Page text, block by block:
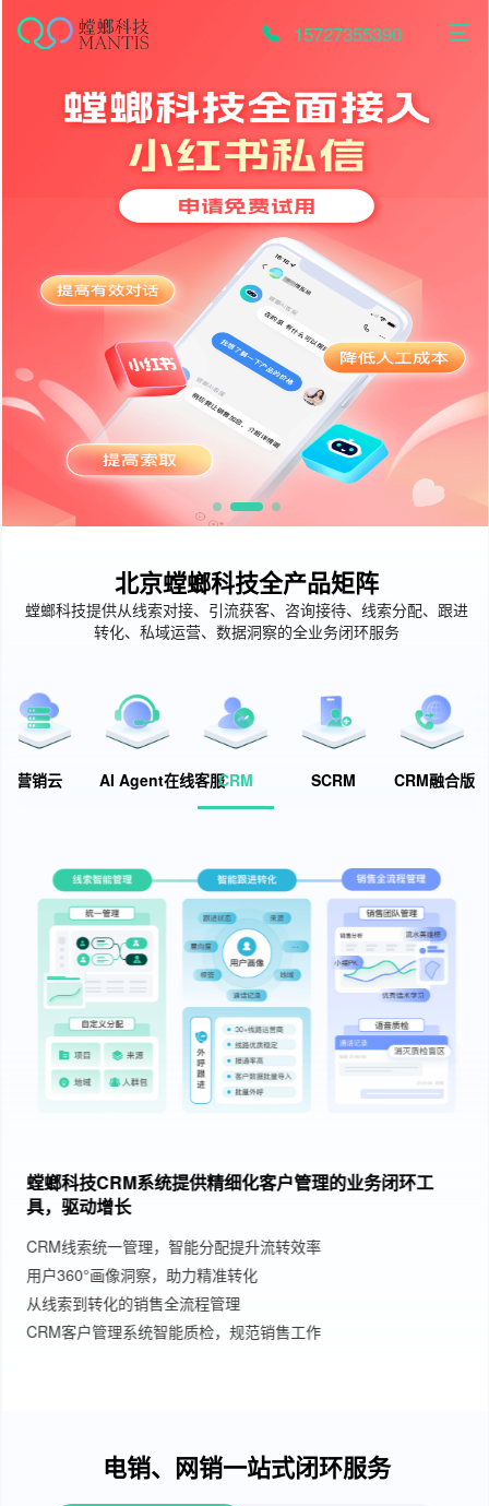
15727355390
北京螳螂科技全产品矩阵
螳螂科技提供从线索对接、引流获客、咨询接待、线索分配、跟进
转化、私域运营、数据洞察的全业务闭环服务
营销云 AI Agent在线客服CRM SCRM CRM融合版
螳螂科技CRM系统提供精细化客户管理的业务闭环工
具，驱动增长
CRM线索统一管理，智能分配提升流转效率
用户360°画像洞察，助力精准转化
从线索到转化的销售全流程管理
CRM客户管理系统智能质检，规范销售工作
电销、网销一站式闭环服务